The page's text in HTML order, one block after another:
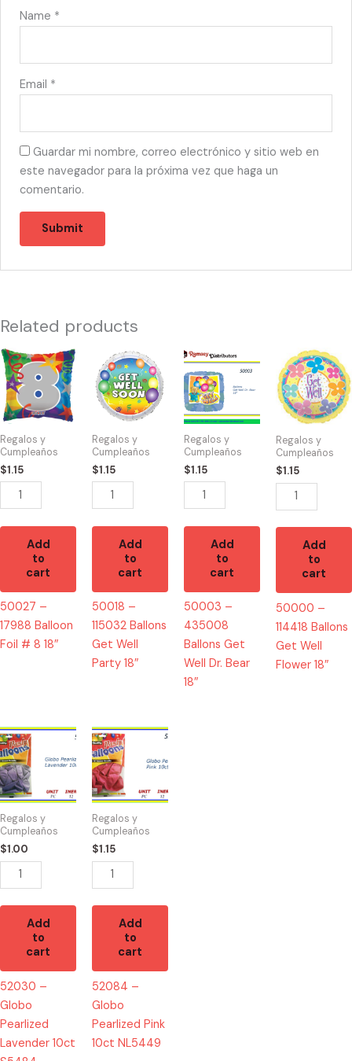
Name *
Email *
Guardar mi nombre, correo electrónico y sitio web en
este navegador para la próxima vez que haga un
comentario.
Related products
Regalos y
Cumpleaños
$1.15
50027
-
17988
Balloon
Foil
#
8
quantity
Add
to
cart
50027 –
17988 Balloon
Foil # 8 18″
Regalos y
Cumpleaños
$1.15
50018
-
115032
Ballons
Get
Well
Party
quantity
Add
to
cart
50018 –
115032 Ballons
Get Well
Party 18″
Regalos y
Cumpleaños
$1.15
50003
-
435008
Ballons
Get
Well
Dr.
Bear
18"
quantity
Add
to
cart
50003 –
435008
Ballons Get
Well Dr. Bear
18″
Regalos y
Cumpleaños
$1.15
50000
-
114418
Ballons
Well
Flower
18"
quantity
Add
to
cart
50000 –
114418 Ballons
Get Well
Flower 18″
Regalos y
Cumpleaños
$1.00
52030
-
Globo
Pearlized
Lavender
10ct
S5484
quantity
Add
to
cart
52030 –
Globo
Pearlized
Lavender 10ct
Regalos y
Cumpleaños
$1.15
52084
-
Globo
Pearlized
Pink
10ct
NL5449
quantity
Add
to
cart
52084 –
Globo
Pearlized Pink
10ct NL5449